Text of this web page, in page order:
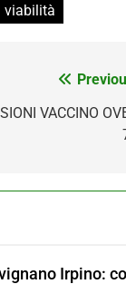
viabilità
VACCINO
Irpino: